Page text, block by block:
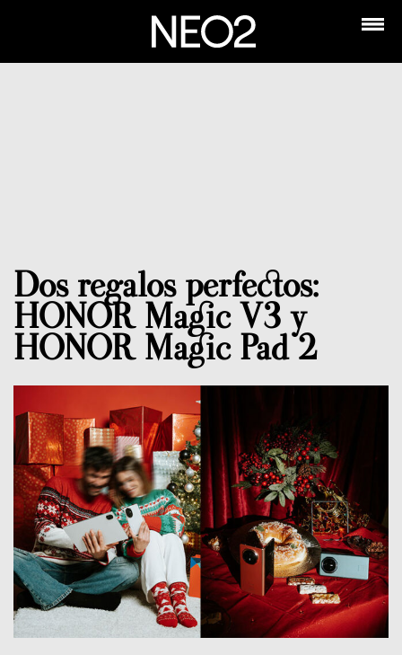
Dos regalos perfectos:
HONOR Magic V3 y
HONOR Magic Pad 2